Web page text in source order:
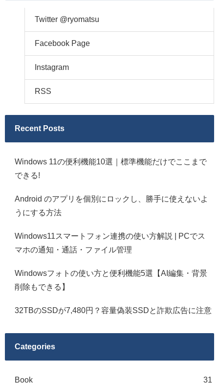
Twitter @ryomatsu
Facebook Page
Instagram
RSS
Recent Posts
Windows 11の便利機能10選｜標準機能だけでここまで
できる!
Android のアプリを個別にロックし、勝手に使えないよ
うにする方法
Windows11スマートフォン連携の使い方解説 | PCでス
マホの通知・通話・ファイル管理
Windowsフォトの使い方と便利機能5選【AI編集・背景
削除もできる】
32TBのSSDが7,480円？容量偽装SSDと詐欺広告に注意
Categories
Book 31